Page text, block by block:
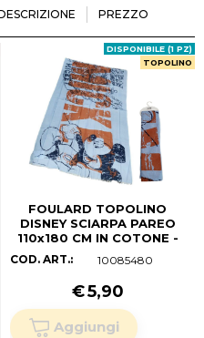
FOULARD TOPOLINO
DISNEY SCIARPA PAREO
110x180 CM IN COTONE -
COD. ART.: 10085480
TOPOLINO
DISPONIBILE (1 PZ)
€5,90